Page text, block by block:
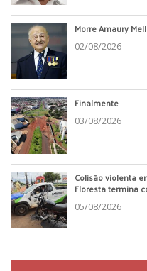
Morre Amaury
02/08/2026
Finalmente
03/08/2026
Colisão violenta
Floresta termina
05/08/2026